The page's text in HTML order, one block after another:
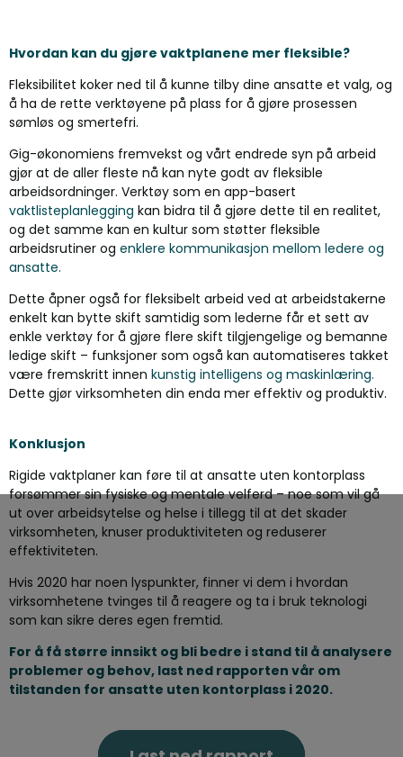
Hvordan kan du gjøre vaktplanene mer fleksible?
Fleksibilitet koker ned til å kunne tilby dine ansatte et valg, og
å ha de rette verktøyene på plass for å gjøre prosessen
sømløs og smertefri.
Gig-økonomiens fremvekst og vårt endrede syn på arbeid
gjør at de aller fleste nå kan nyte godt av fleksible
arbeidsordninger. Verktøy som en app-basert
vaktlisteplanlegging kan bidra til å gjøre dette til en realitet,
og det samme kan en kultur som støtter fleksible
arbeidsrutiner og enklere kommunikasjon mellom ledere og
ansatte.
Dette åpner også for fleksibelt arbeid ved at arbeidstakerne
enkelt kan bytte skift samtidig som lederne får et sett av
enkle verktøy for å gjøre flere skift tilgjengelige og bemanne
ledige skift – funksjoner som også kan automatiseres takket
være fremskritt innen kunstig intelligens og maskinlæring.
Dette gjør virksomheten din enda mer effektiv og produktiv.
Konklusjon
Rigide vaktplaner kan føre til at ansatte uten kontorplass
forsømmer sin fysiske og mentale velferd – noe som vil gå
ut over arbeidsytelse og helse i tillegg til at det skader
virksomheten, knuser produktiviteten og reduserer
effektiviteten.
Hvis 2020 har noen lyspunkter, finner vi dem i hvordan
virksomhetene tvinges til å reagere og ta i bruk teknologi
som kan sikre deres egen fremtid.
For å få større innsikt og bli bedre i stand til å analysere
problemer og behov, last ned rapporten vår om
tilstanden for ansatte uten kontorplass i 2020.